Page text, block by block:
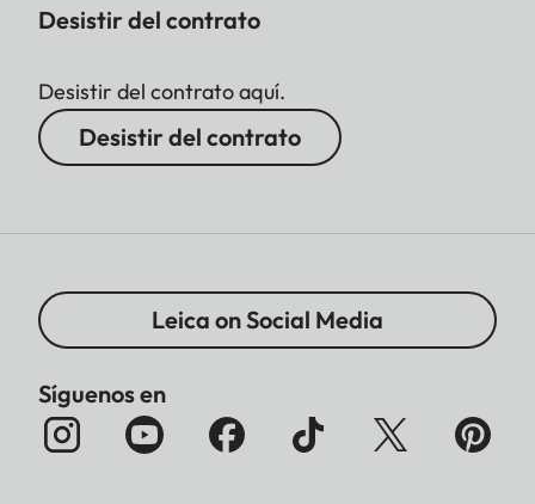
Desistir del contrato
Desistir del contrato aquí.
Desistir del contrato
Leica on Social Media
Síguenos en